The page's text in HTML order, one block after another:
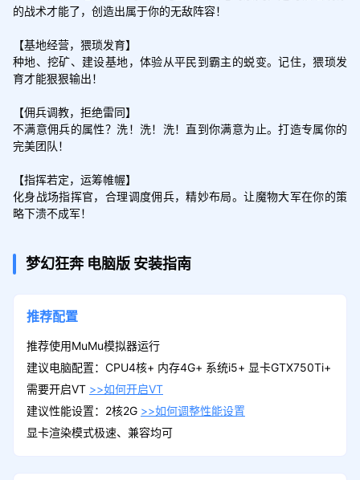
的战术才能了，创造出属于你的无敌阵容！
【基地经营，猥琐发育】
种地、挖矿、建设基地，体验从平民到霸主的蜕变。记住，猥琐发
育才能狠狠输出！
【佣兵调教，拒绝雷同】
不满意佣兵的属性？洗！洗！洗！直到你满意为止。打造专属你的
完美团队！
【指挥若定，运筹帷幄】
化身战场指挥官，合理调度佣兵，精妙布局。让魔物大军在你的策
略下溃不成军！
梦幻狂奔 电脑版 安装指南
推荐配置
推荐使用MuMu模拟器运行
建议电脑配置：CPU4核+ 内存4G+ 系统i5+ 显卡GTX750Ti+
需要开启VT >>如何开启VT
建议性能设置：2核2G >>如何调整性能设置
显卡渲染模式极速、兼容均可